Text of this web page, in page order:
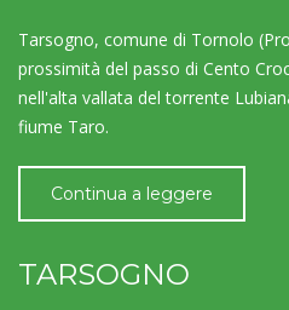
Tarsogno, comune di Tornolo
prossimità del passo di Cento
nell'alta vallata del torrente
fiume Taro.
Continua a leggere
TARSOGNO